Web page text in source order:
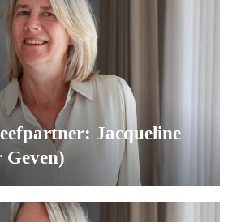
Jacqueline
Geven)